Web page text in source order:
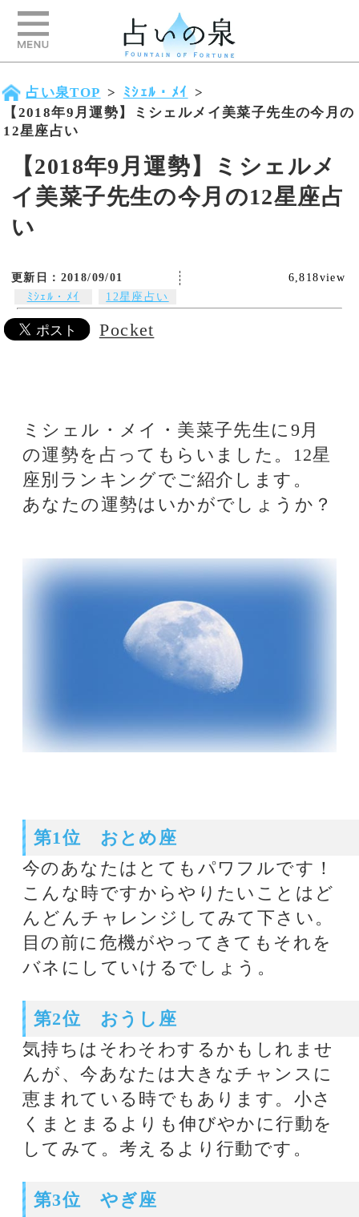
占い泉TOP > ﾐｼｪﾙ・ﾒｲ >
12星座占い
【2018年9月運勢】ミシェルメ
イ美菜子先生の今月の12星座占
更新日：2018/09/01 6,818view
Pocket
ミシェル・メイ・美菜子先生に9月
の運勢を占ってもらいました。12星
座別ランキングでご紹介します。
今のあなたはとてもパワフルです！
こんな時ですからやりたいことはど
んどんチャレンジしてみて下さい。
目の前に危機がやってきてもそれを
バネにしていけるでしょう。
第2位 おうし座
気持ちはそわそわするかもしれませ
してみて。考えるより行動です。
第3位 やぎ座
色々な問題を解決していける時がや
ってきました。今まで考えてきたこ
とや手に入れてきたツールを使って
コトに当たって下さい。周りからの
サポートも得られるでしょう。
人間関係が楽しく、また発展してい
く流れにあります。相手の意見を聞
いてあげることも大切ですが、自分
のフィーリングはもっと大切。自分
の気持ちに沿って行動してみて。
第5位 うお座
慣れないことにチャレンジする機会
があるかもしれません。でも案ずる
よりいい結果になりそうです。意外
な人からのサポートもあるようで